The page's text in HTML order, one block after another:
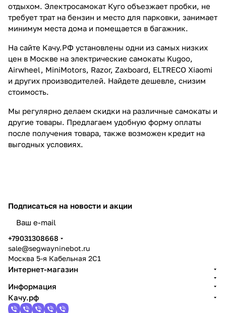
отдыхом. Электросамокат Куго объезжает пробки, не
требует трат на бензин и место для парковки, занимает
минимум места дома и помещается в багажник.
На сайте Качу.РФ установлены одни из самых низких
цен в Москве на электрические самокаты Kugoo,
Airwheel, MiniMotors, Razor, Zaxboard, ELTRECO Xiaomi
и других производителей. Найдете дешевле, снизим
стоимость.
Мы регулярно делаем скидки на различные самокаты и
другие товары. Предлагаем удобную форму оплаты
после получения товара, также возможен кредит на
выгодных условиях.
Подписаться на новости и акции
+79031308668
sale@segwayninebot.ru
Москва 5-я Кабельная 2С1
Интернет-магазин
Информация
Качу.рф